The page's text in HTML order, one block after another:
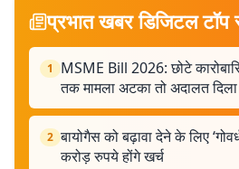
प्रभात खबर डिजिटल टॉप
1
MSME Bill 2026: छोटे
तक मामला अटका तो अदालत
2 बायोगैस को बढ़ावा देने के लिए
करोड़ रुपये होंगे खर्च